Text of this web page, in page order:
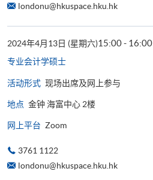
londonu@hkuspace.hku.hk
2024年4月13日 (星期六)15:00 - 16:00
专业会计学硕士
活动形式 现场出席及网上参与
地点 金钟 海富中心 2楼
网上平台 Zoom
3761 1122
londonu@hkuspace.hku.hk